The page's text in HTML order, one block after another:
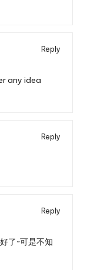
Reply
any idea
Reply
Reply
了~可是不知